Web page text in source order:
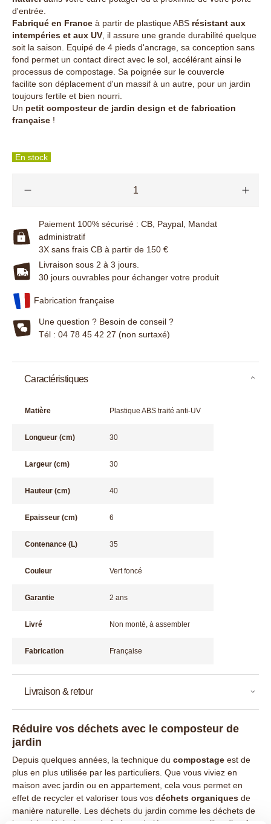
d'entrée.
Fabriqué en France à partir de plastique ABS résistant aux
intempéries et aux UV , il assure une grande durabilité quelque
soit la saison. Equipé de 4 pieds d'ancrage, sa conception sans
fond permet un contact direct avec le sol, accélérant ainsi le
processus de compostage. Sa poignée sur le couvercle
facilite son déplacement d'un massif à un autre, pour un jardin
toujours fertile et bien nourri.
Un petit composteur de jardin design et de fabrication
française !
En stock
Paiement 100% sécurisé : CB, Paypal, Mandat
administratif
3X sans frais CB à partir de 150 €
Livraison sous 2 à 3 jours.
30 jours ouvrables pour échanger votre produit
Fabrication française
Une question ? Besoin de conseil ?
Tél : 04 78 45 42 27 (non surtaxé)
Réduire vos déchets avec le composteur de
jardin
Depuis quelques années, la technique du compostage est de
plus en plus utilisée par les particuliers. Que vous viviez en
maison avec jardin ou en appartement, cela vous permet en
effet de recycler et valoriser tous vos déchets organiques de
manière naturelle. Les déchets du jardin comme les déchets de
Caractéristiques
Matière Plastique ABS traité anti-UV
Longueur (cm) 30
Largeur (cm) 30
Hauteur (cm) 40
Epaisseur (cm) 6
Contenance (L) 35
Couleur Vert foncé
Garantie 2 ans
Livré Non monté, à assembler
Fabrication Française
Livraison & retour